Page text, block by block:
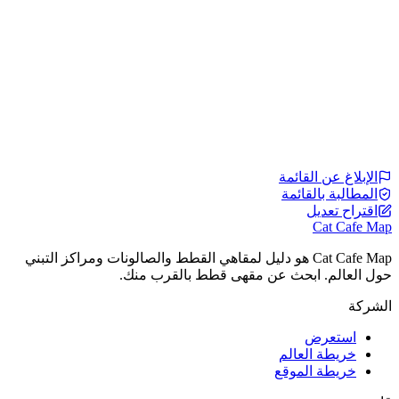
الإبلاغ عن القائمة
المطالبة بالقائمة
اقتراح تعديل
Cat Cafe Map
Cat Cafe Map هو دليل لمقاهي القطط والصالونات ومراكز التبني
حول العالم. ابحث عن مقهى قطط بالقرب منك.
الشركة
استعرض
خريطة العالم
خريطة الموقع